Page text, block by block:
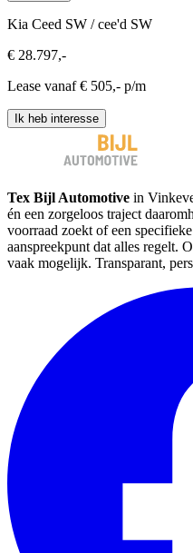
Kia Ceed SW / cee'd SW
€ 28.797,-
Lease vanaf € 505,- p/m
Ik heb interesse
Tex Bijl Automotive in
én een zorgeloos traject
voorraad zoekt of een
aanspreekpunt dat alles regelt.
vaak mogelijk. Transparant,